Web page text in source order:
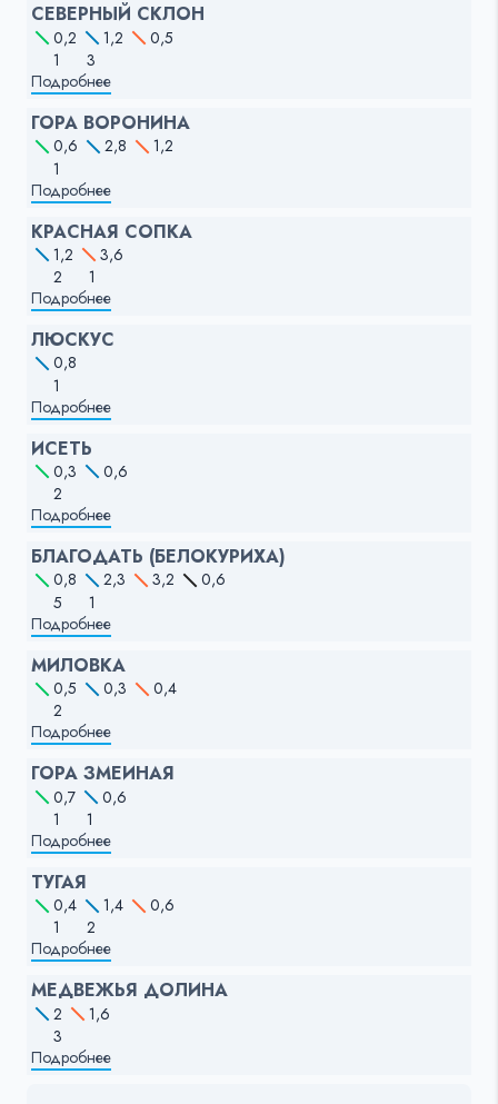
СЕВЕРНЫЙ СКЛОН
0,2 1,2
0,5
1
3
Подробнее
ГОРА ВОРОНИНА
0,6 2,8
1,2
1
Подробнее
КРАСНАЯ СОПКА
1,2
3,6
2
1
Подробнее
ЛЮСКУС
0,8
1
Подробнее
ИСЕТЬ
0,3
0,6
2
Подробнее
БЛАГОДАТЬ (БЕЛОКУРИХА)
0,8 2,3 3,2
0,6
5
1
Подробнее
МИЛОВКА
0,5 0,3
0,4
2
Подробнее
ГОРА ЗМЕИНАЯ
0,7
0,6
1
1
Подробнее
ТУГАЯ
0,4 1,4
0,6
1
2
Подробнее
МЕДВЕЖЬЯ ДОЛИНА
2
1,6
3
Подробнее